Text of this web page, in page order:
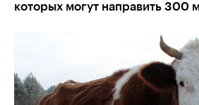
которых могут направить 300